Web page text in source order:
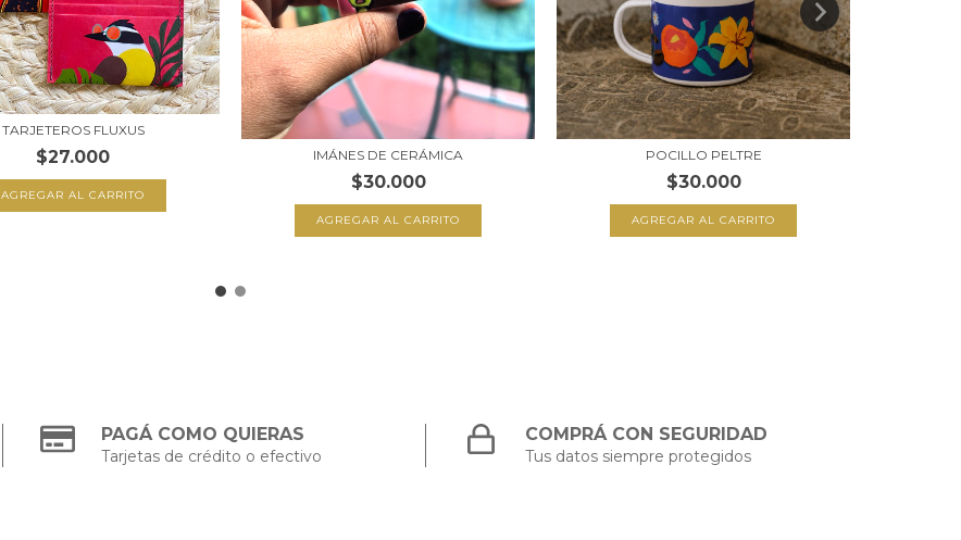
TARJETEROS FLUXUS
$27.000
AGREGAR AL CARRITO
IMÁNES DE CERÁMICA
$30.000
AGREGAR AL CARRITO
POCILLO PELTRE
$30.000
PAGÁ COMO QUIERAS
Tarjetas de crédito o efectivo
COMPRÁ CON SEGURIDAD
Tus datos siempre protegidos